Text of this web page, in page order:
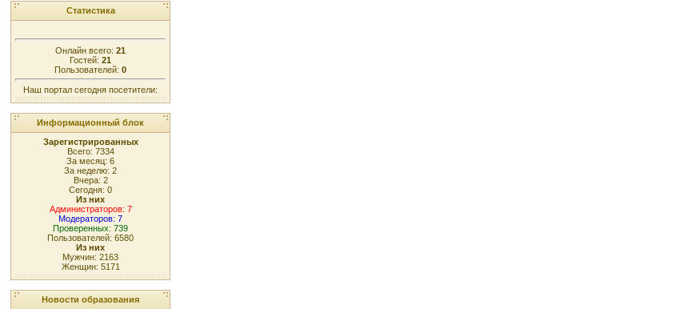
Статистика
Онлайн всего: 21
Гостей: 21
Пользователей: 0
Наш портал сегодня посетители:
Информационный блок
Зарегистрированных
Всего: 7334
За месяц: 6
За неделю: 2
Вчера: 2
Сегодня: 0
Из них
Администраторов: 7
Модераторов: 7
Проверенных: 739
Пользователей: 6580
Из них
Мужчин: 2163
Женщин: 5171
Новости образования